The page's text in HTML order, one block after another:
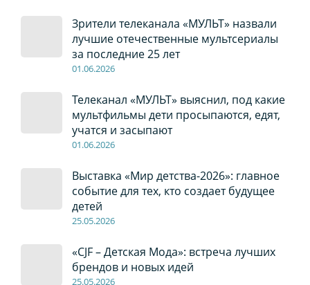
Зрители телеканала «МУЛЬТ» назвали
лучшие отечественные мультсериалы
за последние 25 лет
01.06.2026
Телеканал «МУЛЬТ» выяснил, под какие
мультфильмы дети просыпаются, едят,
учатся и засыпают
01.06.2026
Выставка «Мир детства-2026»: главное
событие для тех, кто создает будущее
детей
25.05.2026
«CJF – Детская Мода»: встреча лучших
брендов и новых идей
25.05.2026